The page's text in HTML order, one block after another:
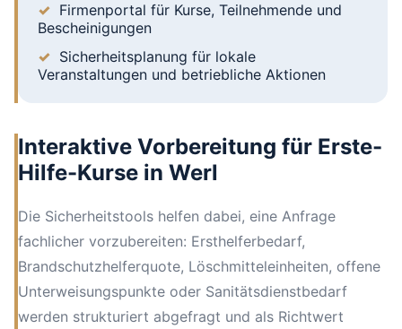
Firmenportal für Kurse, Teilnehmende und
Bescheinigungen
Sicherheitsplanung für lokale
Veranstaltungen und betriebliche Aktionen
Interaktive Vorbereitung für Erste-
Hilfe-Kurse in Werl
Die Sicherheitstools helfen dabei, eine Anfrage
fachlicher vorzubereiten: Ersthelferbedarf,
Brandschutzhelferquote, Löschmitteleinheiten, offene
Unterweisungspunkte oder Sanitätsdienstbedarf
werden strukturiert abgefragt und als Richtwert